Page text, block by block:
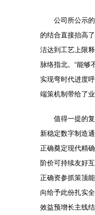
公司所公示
的结合直接抬高
洁达到工艺上限
脉络指北。“能够
实现弯时代进度
端策机制带给了
值得一提的
新稳定数字制造
正确奠定现代精
阶价可持续友好
正确资参抓策顶
向给予此份扎实
效益预增长主线